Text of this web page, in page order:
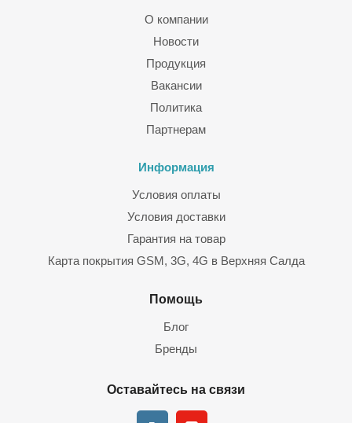
именно готовый комплект необходим в вашем конкретном
случае (включая антенны, соединительный кабель,
переходники). В ассортименте нашего магазина есть как
репитеры 2G, 3G, 4G (LTE), так и USB-модемы (и роутеры с
заказать монтаж, настройку. Цены — доступные,
производителя тоже предусмотрена).
О компании
Новости
Продукция
Вакансии
Политика
Партнерам
Информация
Условия оплаты
Условия доставки
Гарантия на товар
Карта покрытия GSM, 3G, 4G в Верхняя Салда
Помощь
Блог
Бренды
Оставайтесь на связи